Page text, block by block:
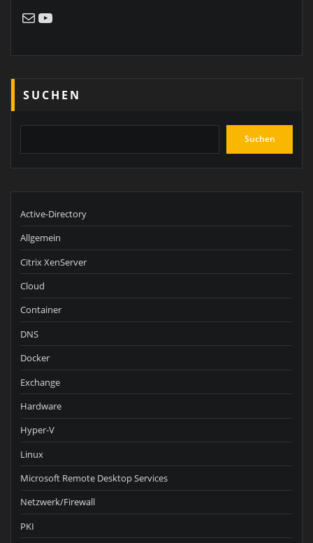
E-MailYouTube
SUCHEN
Suchen
Active-Directory
Allgemein
Citrix XenServer
Cloud
Container
DNS
Docker
Exchange
Hardware
Hyper-V
Linux
Microsoft Remote Desktop Services
Netzwerk/Firewall
PKI